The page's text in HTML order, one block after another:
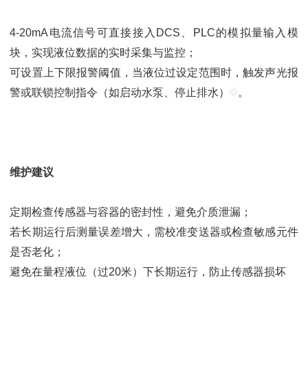
4-20mA电流信号可直接接入DCS、PLC的模拟量输入模
块，实现液位数据的实时采集与监控；
可设置上下限报警阈值，当液位过设定范围时，触发声光报
警或联锁控制指令（如启动水泵、停止排水）
。
维护建议
定期检查传感器与容器的密封性，避免介质泄漏；
若长期运行后测量误差增大，需校准变送器或检查敏感元件
是否老化；
避免在量程液位（过20米）下长期运行，防止传感器损坏